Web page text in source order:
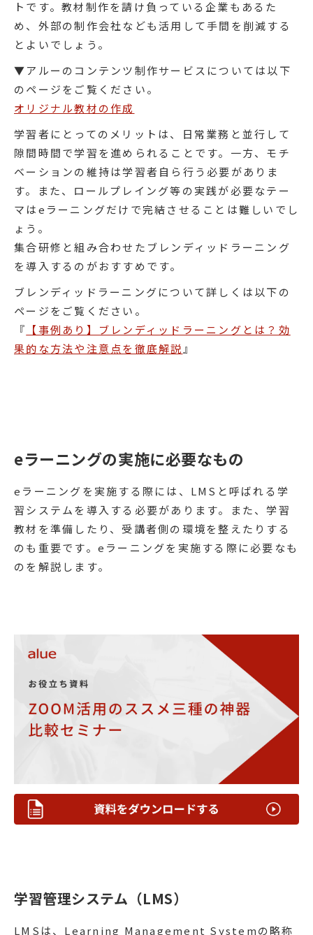
トです。教材制作を請け負っている企業もあるた
め、外部の制作会社なども活用して手間を削減する
とよいでしょう。
▼アルーのコンテンツ制作サービスについては以下
のページをご覧ください。
オリジナル教材の作成
学習者にとってのメリットは、日常業務と並行して
隙間時間で学習を進められることです。一方、モチ
ベーションの維持は学習者自ら行う必要がありま
す。また、ロールプレイング等の実践が必要なテー
マはeラーニングだけで完結させることは難しいでし
ょう。
集合研修と組み合わせたブレンディッドラーニング
を導入するのがおすすめです。
ブレンディッドラーニングについて詳しくは以下の
ページをご覧ください。
『 【事例あり】ブレンディッドラーニングとは？効
果的な方法や注意点を徹底解説』
eラーニングの実施に必要なもの
eラーニングを実施する際には、LMSと呼ばれる学
習システムを導入する必要があります。また、学習
教材を準備したり、受講者側の環境を整えたりする
のも重要です。eラーニングを実施する際に必要なも
のを解説します。
学習管理システム（LMS）
LMSは、Learning Management Systemの略称